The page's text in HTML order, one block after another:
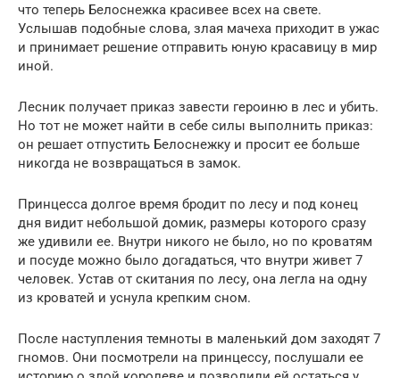
что теперь Белоснежка красивее всех на свете.
Услышав подобные слова, злая мачеха приходит в ужас
и принимает решение отправить юную красавицу в мир
иной.
Лесник получает приказ завести героиню в лес и убить.
Но тот не может найти в себе силы выполнить приказ:
он решает отпустить Белоснежку и просит ее больше
никогда не возвращаться в замок.
Принцесса долгое время бродит по лесу и под конец
дня видит небольшой домик, размеры которого сразу
же удивили ее. Внутри никого не было, но по кроватям
и посуде можно было догадаться, что внутри живет 7
человек. Устав от скитания по лесу, она легла на одну
из кроватей и уснула крепким сном.
После наступления темноты в маленький дом заходят 7
гномов. Они посмотрели на принцессу, послушали ее